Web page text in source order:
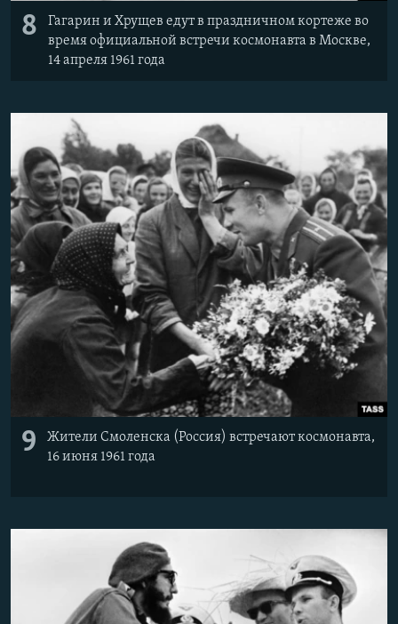
8
Гагарин и Хрущев едут в праздничном кортеже во
время официальной встречи космонавта в Москве,
14 апреля 1961 года
9
Жители Смоленска (Россия) встречают космонавта,
16 июня 1961 года